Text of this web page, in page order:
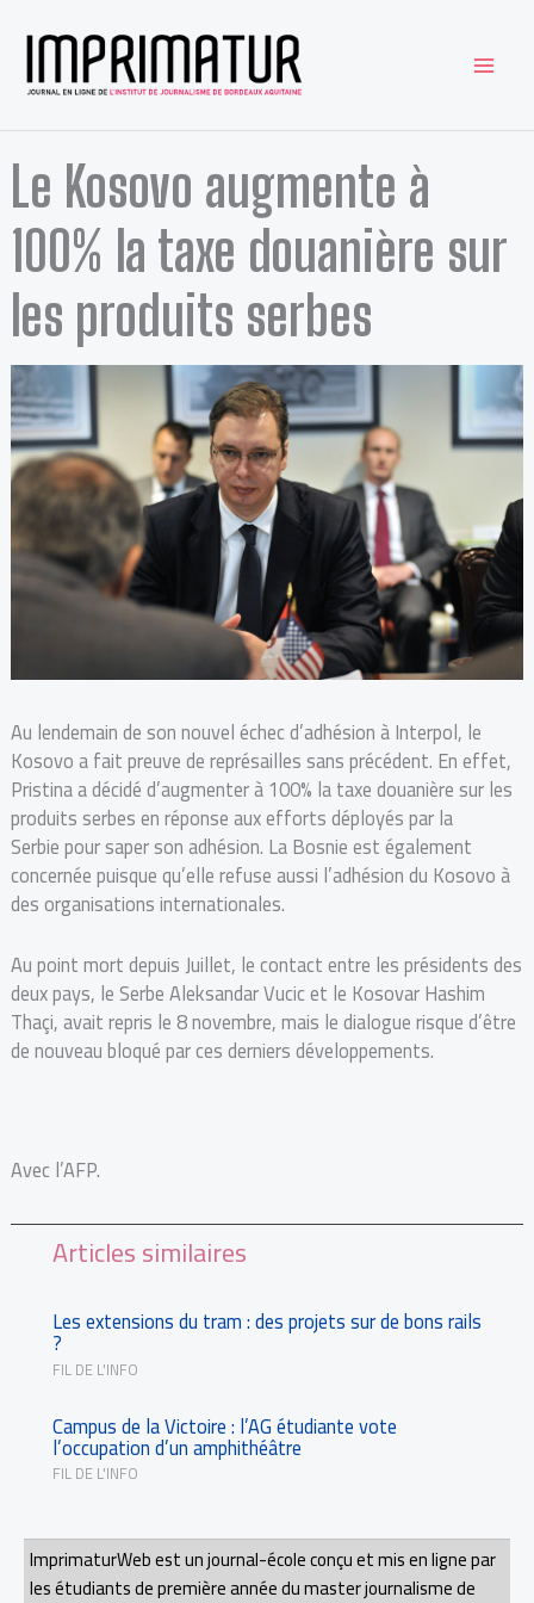
Le Kosovo augmente à
100% la taxe douanière sur
les produits serbes
Au lendemain de son nouvel échec d’adhésion à Interpol, le
Kosovo a fait preuve de représailles sans précédent. En effet,
Pristina a décidé d’augmenter à 100% la taxe douanière sur les
produits serbes en réponse aux efforts déployés par la
Serbie pour saper son adhésion. La Bosnie est également
concernée puisque qu’elle refuse aussi l’adhésion du Kosovo à
des organisations internationales.
Au point mort depuis Juillet, le contact entre les présidents des
deux pays, le Serbe Aleksandar Vucic et le Kosovar Hashim
Thaçi, avait repris le 8 novembre, mais le dialogue risque d’être
de nouveau bloqué par ces derniers développements.
Avec l’AFP.
Articles similaires
Les extensions du tram : des projets sur de bons rails
?
FIL DE L'INFO
Campus de la Victoire : l’AG étudiante vote
l’occupation d’un amphithéâtre
FIL DE L'INFO
ImprimaturWeb est un journal-école conçu et mis en ligne par
les étudiants de première année du master journalisme de